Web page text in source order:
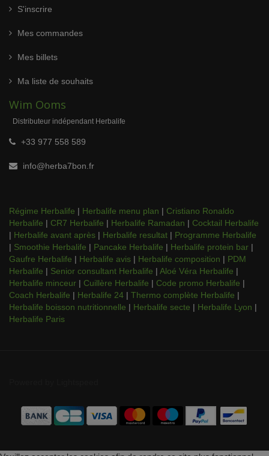
S'inscrire
Mes commandes
Mes billets
Ma liste de souhaits
Wim Ooms
Distributeur indépendant Herbalife
+33 977 558 589
info@herba7bon.fr
Régime Herbalife | Herbalife menu plan | Cristiano Ronaldo
Herbalife | CR7 Herbalife | Herbalife Ramadan | Cocktail Herbalife
| Herbalife avant après | Herbalife resultat | Programme Herbalife
| Smoothie Herbalife | Pancake Herbalife | Herbalife protein bar |
Gaufre Herbalife | Herbalife avis | Herbalife composition | PDM
Herbalife | Senior consultant Herbalife | Aloé Véra Herbalife |
Herbalife minceur | Cuillère Herbalife | Code promo Herbalife |
Coach Herbalife | Herbalife 24 | Thermo complète Herbalife |
Herbalife boisson nutritionnelle | Herbalife secte | Herbalife Lyon |
Herbalife Paris